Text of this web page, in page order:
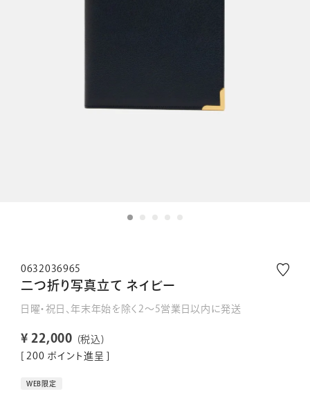
0632036965
二つ折り写真立て ネイビー
日曜・祝日、年末年始を除く2～5営業日以内に発送
¥ 22,000
税込
200 ポイント進呈 ]
WEB限定